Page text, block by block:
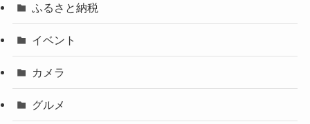
ふるさと納税
イベント
カメラ
グルメ